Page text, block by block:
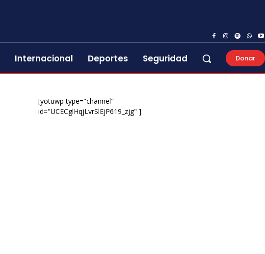
Internacional Deportes Seguridad Donar
[yotuwp type="channel"
id="UCECglHqjLvrSlEjP619_zjg" ]